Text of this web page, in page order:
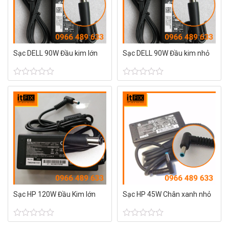
Sạc DELL 90W Đầu kim lớn
Được
xếp
hạng
0
Sạc DELL 90W Đầu kim nhỏ
Được
xếp
hạng
0
sao
Sạc HP 120W Đầu Kim lớn
Được
Sạc HP 45W Chân xanh nhỏ
Được